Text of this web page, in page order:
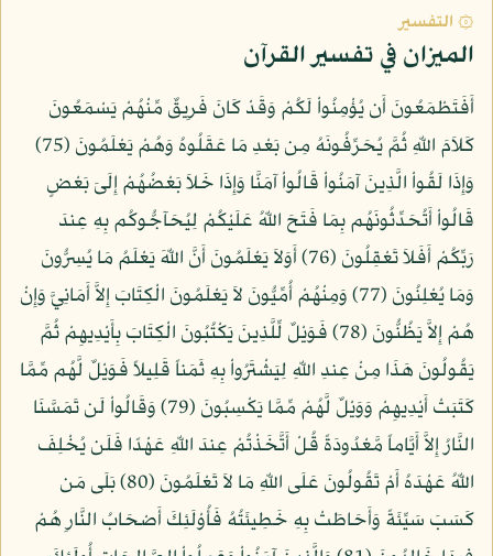
۞ التفسير
الميزان في تفسير القرآن
أَفَتَطْمَعُونَ أَن يُؤْمِنُواْ لَكُمْ وَقَدْ كَانَ فَرِيقٌ مِّنْهُمْ يَسْمَعُونَ
كَلاَمَ اللّهِ ثُمَّ يُحَرِّفُونَهُ مِن بَعْدِ مَا عَقَلُوهُ وَهُمْ يَعْلَمُونَ (75)
وَإِذَا لَقُواْ الَّذِينَ آمَنُواْ قَالُواْ آمَنَّا وَإِذَا خَلاَ بَعْضُهُمْ إِلَىَ بَعْضٍ
قَالُواْ أَتُحَدِّثُونَهُم بِمَا فَتَحَ اللّهُ عَلَيْكُمْ لِيُحَآجُّوكُم بِهِ عِندَ
رَبِّكُمْ أَفَلاَ تَعْقِلُونَ (76) أَوَلاَ يَعْلَمُونَ أَنَّ اللّهَ يَعْلَمُ مَا يُسِرُّونَ
وَمَا يُعْلِنُونَ (77) وَمِنْهُمْ أُمِّيُّونَ لاَ يَعْلَمُونَ الْكِتَابَ إِلاَّ أَمَانِيَّ وَإِنْ
هُمْ إِلاَّ يَظُنُّونَ (78) فَوَيْلٌ لِّلَّذِينَ يَكْتُبُونَ الْكِتَابَ بِأَيْدِيهِمْ ثُمَّ
يَقُولُونَ هَذَا مِنْ عِندِ اللّهِ لِيَشْتَرُواْ بِهِ ثَمَناً قَلِيلاً فَوَيْلٌ لَّهُم مِّمَّا
كَتَبَتْ أَيْدِيهِمْ وَوَيْلٌ لَّهُمْ مِّمَّا يَكْسِبُونَ (79) وَقَالُواْ لَن تَمَسَّنَا
النَّارُ إِلاَّ أَيَّاماً مَّعْدُودَةً قُلْ أَتَّخَذْتُمْ عِندَ اللّهِ عَهْدًا فَلَن يُخْلِفَ
اللّهُ عَهْدَهُ أَمْ تَقُولُونَ عَلَى اللّهِ مَا لاَ تَعْلَمُونَ (80) بَلَى مَن
كَسَبَ سَيِّئَةً وَأَحَاطَتْ بِهِ خَطِيئَتُهُ فَأُوْلَئِكَ أَصْحَابُ النَّارِ هُمْ